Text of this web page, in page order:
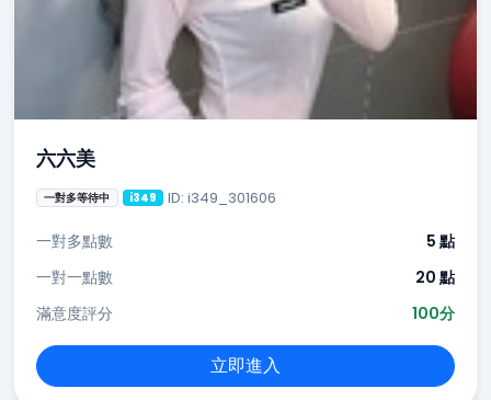
六六美
一對多等待中 i349 ID: i349_301606
一對多點數
5 點
一對一點數
20 點
滿意度評分
100分
立即進入